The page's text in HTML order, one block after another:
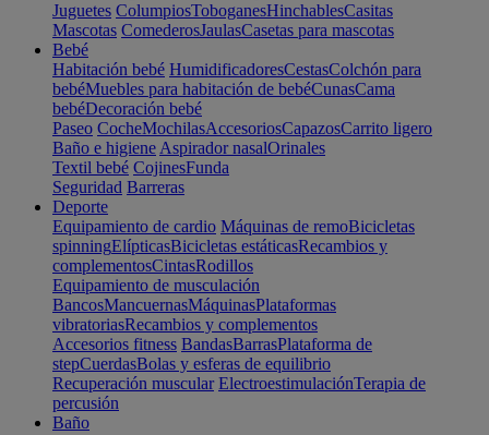
Juguetes ColumpiosToboganesHinchablesCasitas
Mascotas ComederosJaulasCasetas para mascotas
Bebé
Habitación bebé HumidificadoresCestasColchón para
bebéMuebles para habitación de bebéCunasCama
bebéDecoración bebé
Paseo CocheMochilasAccesoriosCapazosCarrito ligero
Baño e higiene Aspirador nasalOrinales
Textil bebé CojinesFunda
Seguridad Barreras
Deporte
Equipamiento de cardio Máquinas de remoBicicletas
spinningElípticasBicicletas estáticasRecambios y
complementosCintasRodillos
Equipamiento de musculación
BancosMancuernasMáquinasPlataformas
vibratoriasRecambios y complementos
Accesorios fitness BandasBarrasPlataforma de
stepCuerdasBolas y esferas de equilibrio
Recuperación muscular ElectroestimulaciónTerapia de
percusión
Baño